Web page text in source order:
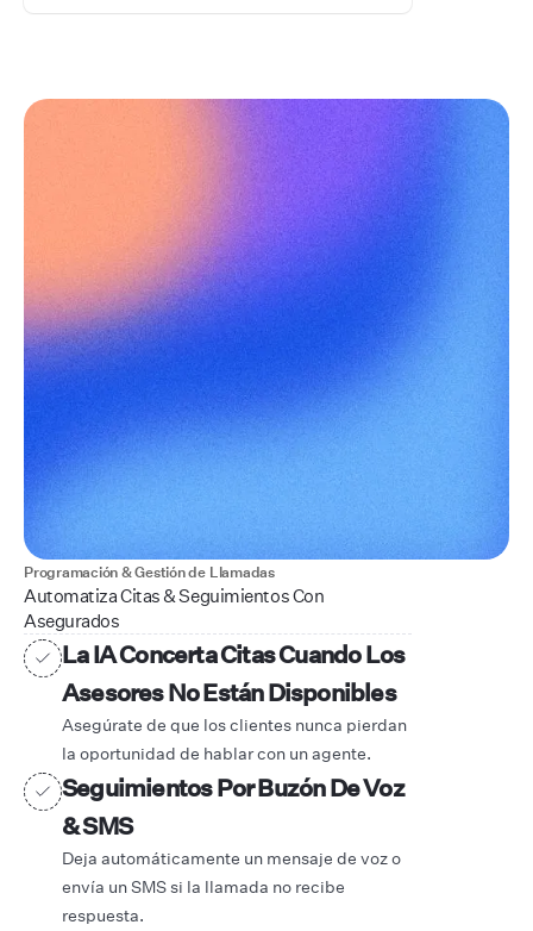
Programación & Gestión de Llamadas
Automatiza Citas & Seguimientos Con
Asegurados
La IA Concerta Citas Cuando Los
Asesores No Están Disponibles
Asegúrate de que los clientes nunca pierdan
la oportunidad de hablar con un agente.
Seguimientos Por Buzón De Voz
& SMS
Deja automáticamente un mensaje de voz o
envía un SMS si la llamada no recibe
respuesta.